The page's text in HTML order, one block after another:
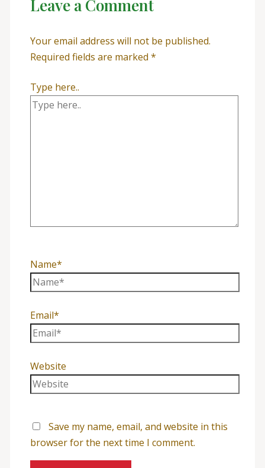
Leave a Comment
Your email address will not be published.
Required fields are marked *
Type here..
Name*
Email*
Website
Save my name, email, and website in this
browser for the next time I comment.